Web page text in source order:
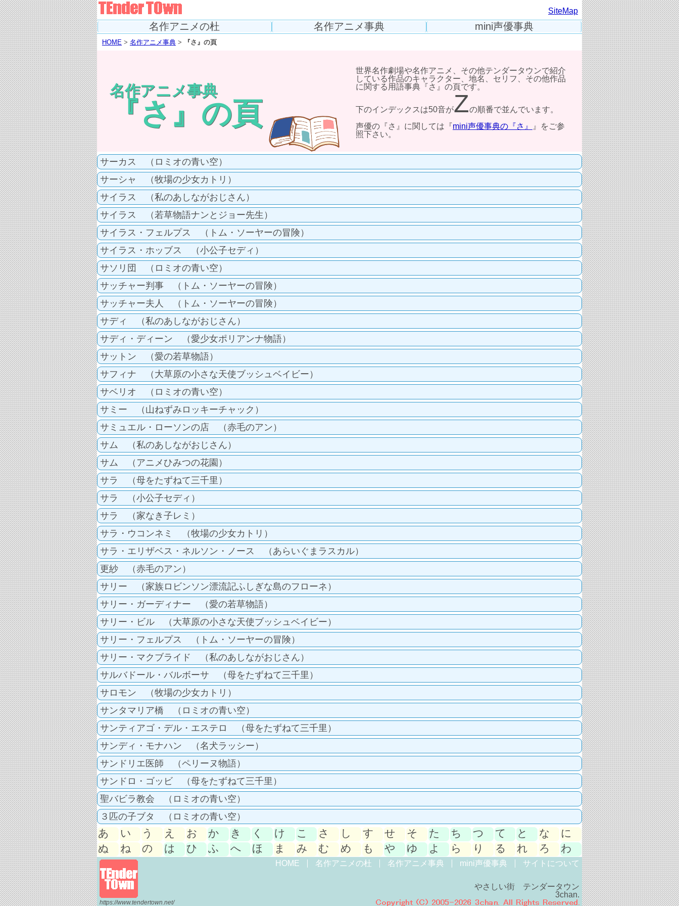
SiteMap
名作アニメの杜 名作アニメ事典 mini声優事典
HOME > 名作アニメ事典 > 『さ』の頁
名作アニメ事典
『さ』の頁
世界名作劇場や名作アニメ、その他テンダータウンで紹介
している作品のキャラクター、地名、セリフ、その他作品
に関する用語事典『さ』の頁です。
下のインデックスは50音がZの順番で並んでいます。
声優の『さ』に関しては『mini声優事典の『さ』
』をご参
照下さい。
サーカス （ロミオの青い空）
サーシャ （牧場の少女カトリ）
サイラス （私のあしながおじさん）
サイラス （若草物語ナンとジョー先生）
サイラス・フェルプス （トム・ソーヤーの冒険）
サイラス・ホッブス （小公子セディ）
サソリ団 （ロミオの青い空）
サッチャー判事 （トム・ソーヤーの冒険）
サッチャー夫人 （トム・ソーヤーの冒険）
サディ （私のあしながおじさん）
サディ・ディーン （愛少女ポリアンナ物語）
サットン （愛の若草物語）
サフィナ （大草原の小さな天使ブッシュベイビー）
サベリオ （ロミオの青い空）
サミー （山ねずみロッキーチャック）
サミュエル・ローソンの店 （赤毛のアン）
サム （私のあしながおじさん）
サム （アニメひみつの花園）
サラ （母をたずねて三千里）
サラ （小公子セディ）
サラ （家なき子レミ）
サラ・ウコンネミ （牧場の少女カトリ）
サラ・エリザベス・ネルソン・ノース （あらいぐまラスカル）
更紗 （赤毛のアン）
サリー （家族ロビンソン漂流記ふしぎな島のフローネ）
サリー・ガーディナー （愛の若草物語）
サリー・ビル （大草原の小さな天使ブッシュベイビー）
サリー・フェルプス （トム・ソーヤーの冒険）
サリー・マクブライド （私のあしながおじさん）
サルバドール・バルボーサ （母をたずねて三千里）
サロモン （牧場の少女カトリ）
サンタマリア橋 （ロミオの青い空）
サンティアゴ・デル・エステロ （母をたずねて三千里）
サンディ・モナハン （名犬ラッシー）
サンドリエ医師 （ペリーヌ物語）
サンドロ・ゴッビ （母をたずねて三千里）
聖バビラ教会 （ロミオの青い空）
３匹の子ブタ （ロミオの青い空）
あ い う え お か き く け こ さ し す せ そ た ち つ て と な
に
ぬ
ね の は ひ ふ へ ほ ま み む め も や ゆ よ ら り る れ ろ わ
https://www.tendertown.net/
HOME 名作アニメの杜 名作アニメ事典 mini声優事典 サイトについて
やさしい街 テンダータウン
3chan.